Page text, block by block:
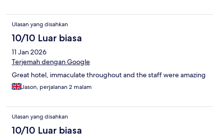
Ulasan yang disahkan
10/10 Luar biasa
11 Jan 2026
Terjemah dengan Google
Great hotel, immaculate throughout and the staff were amazing
Jason, perjalanan 2 malam
Ulasan yang disahkan
10/10 Luar biasa